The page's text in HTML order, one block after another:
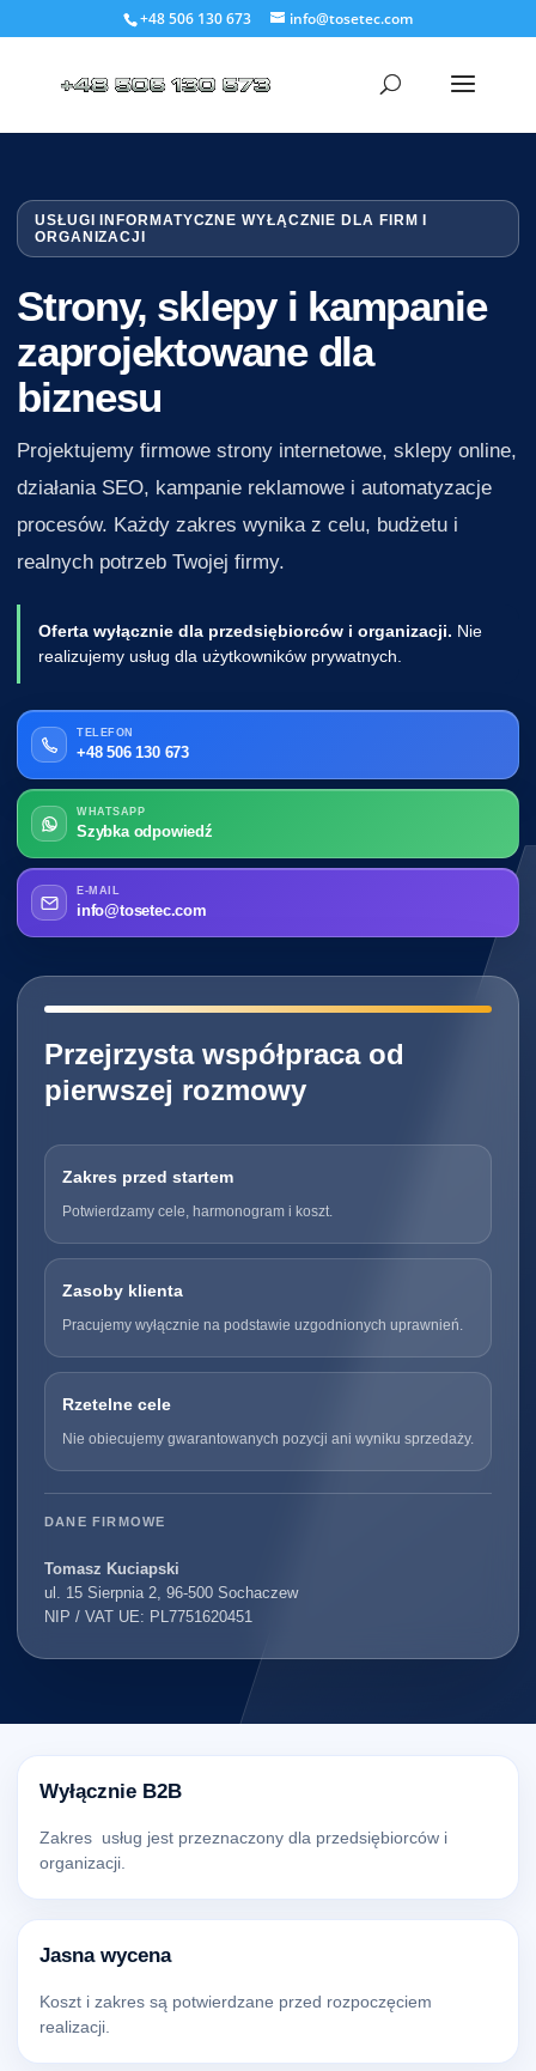
+48 506 130 673 info@tosetec.com
USŁUGI INFORMATYCZNE WYŁĄCZNIE DLA FIRM I
ORGANIZACJI
Strony, sklepy i kampanie
zaprojektowane dla
biznesu
Projektujemy firmowe strony internetowe, sklepy online,
działania SEO, kampanie reklamowe i automatyzacje
procesów. Każdy zakres wynika z celu, budżetu i
realnych potrzeb Twojej firmy.
Oferta wyłącznie dla przedsiębiorców i organizacji. Nie
realizujemy usług dla użytkowników prywatnych.
TELEFON
+48 506 130 673
WHATSAPP
Szybka odpowiedź
E-MAIL
info@tosetec.com
━━━━━━━━━━━━━━━━━━━━━━━━━━━━
Przejrzysta współpraca od
pierwszej rozmowy
Zakres przed startem
Potwierdzamy cele, harmonogram i koszt.
Zasoby klienta
Pracujemy wyłącznie na podstawie uzgodnionych uprawnień.
Rzetelne cele
Nie obiecujemy gwarantowanych pozycji ani wyniku sprzedaży.
DANE FIRMOWE
Tomasz Kuciapski
ul. 15 Sierpnia 2, 96-500 Sochaczew
NIP / VAT UE: PL7751620451
Wyłącznie B2B
Zakres usług jest przeznaczony dla przedsiębiorców i
organizacji.
Jasna wycena
Koszt i zakres są potwierdzane przed rozpoczęciem
realizacji.